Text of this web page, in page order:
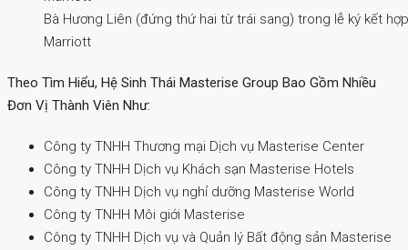
Bà Hương Liên (đứng thứ hai từ trái sang) trong lễ ký kết
Marriott
Theo Tìm Hiểu, Hệ Sinh Thái Masterise Group Bao Gồm Nhiều
Đơn Vị Thành Viên Như:
Công ty TNHH Thương mại Dịch vụ Masterise Center
Công ty TNHH Dịch vụ Khách sạn Masterise Hotels
Công ty TNHH Dịch vụ nghỉ dưỡng Masterise World
Công ty TNHH Môi giới Masterise
Công ty TNHH Dịch vụ và Quản lý Bất động sản Masterise